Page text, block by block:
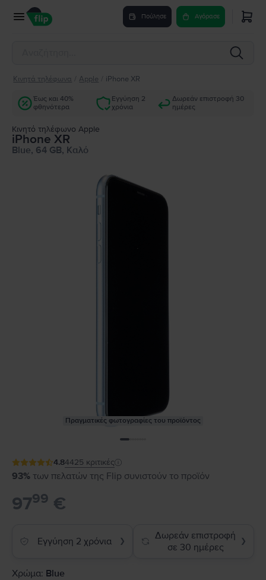
Πούλησε Αγόρασε
Κινητά τηλέφωνα Apple iPhone XR
Έως και 40%
φθηνότερα
Εγγύηση 2
χρόνια
Δωρεάν επιστροφή 30
ημέρες
Κινητό τηλέφωνο Apple
iPhone XR
Blue, 64 GB, Καλό
Πραγματικές φωτογραφίες του προϊόντος
4.84425 κριτικές
93% των πελατών της Flip συνιστούν το προϊόν
9799 €
Εγγύηση 2 χρόνια ❯
Δωρεάν επιστροφή
σε 30 ημέρες
❯
Χρώμα: Blue